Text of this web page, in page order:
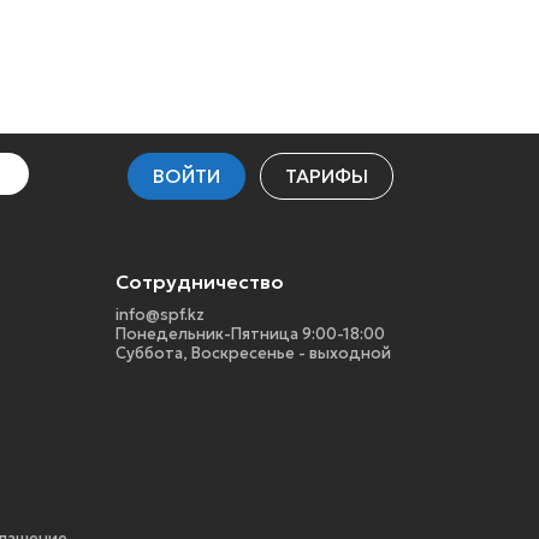
ВОЙТИ ТАРИФЫ
Сотрудничество
info@spf.kz
Понедельник-Пятница 9:00-18:00
Суббота, Воскресенье - выходной